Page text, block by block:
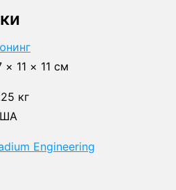
× 11 × 11 см
кг
Engineering